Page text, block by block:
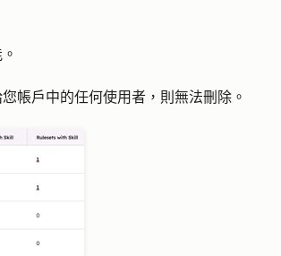
帳戶中的任何使用者，則無法刪除。